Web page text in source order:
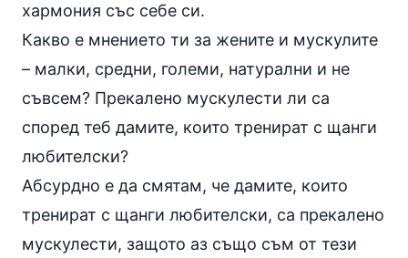
хармония със себе си.
Какво е мнението ти за жените и мускулите
– малки, средни, големи, натурални и не
съвсем? Прекалено мускулести ли са
според теб дамите, които тренират с щанги
любителски?
Абсурдно е да смятам, че дамите, които
тренират с щанги любителски, са прекалено
мускулести, защото аз също съм от тези